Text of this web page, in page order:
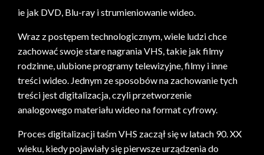
ie jak DVD, Blu-ray i strumieniowanie wideo.
Wraz z postępem technologicznym, wiele ludzi chce
zachować swoje stare nagrania VHS, takie jak filmy
rodzinne, ulubione programy telewizyjne, filmy i inne
treści wideo. Jednym ze sposobów na zachowanie tych
treści jest digitalizacja, czyli przetworzenie
analogowego materiału wideo na format cyfrowy.
Proces digitalizacji taśm VHS zaczął się w latach 90. XX
wieku, kiedy pojawiały się pierwsze urządzenia do